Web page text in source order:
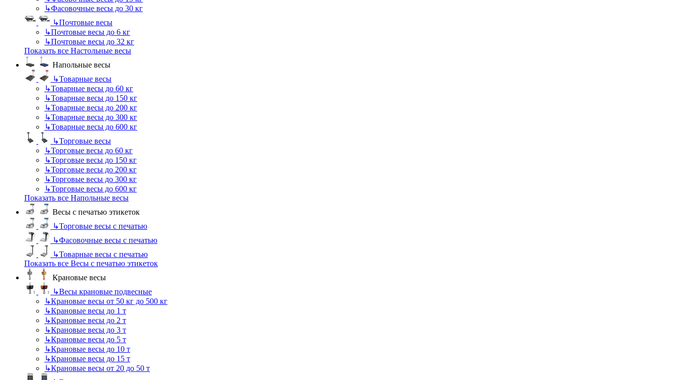
↳Фасовочные весы до 30 кг
↳Почтовые весы
↳Почтовые весы до 6 кг
↳Почтовые весы до 32 кг
Показать все Настольные весы
Напольные весы
↳Товарные весы
↳Товарные весы до 60 кг
↳Товарные весы до 150 кг
↳Товарные весы до 200 кг
↳Товарные весы до 300 кг
↳Товарные весы до 600 кг
↳Торговые весы
↳Торговые весы до 60 кг
↳Торговые весы до 150 кг
↳Торговые весы до 200 кг
↳Торговые весы до 300 кг
↳Торговые весы до 600 кг
Показать все Напольные весы
Весы с печатью этикеток
↳Торговые весы с печатью
↳Фасовочные весы с печатью
↳Товарные весы с печатью
Показать все Весы с печатью этикеток
Крановые весы
↳Весы крановые подвесные
↳Крановые весы от 50 кг до 500 кг
↳Крановые весы до 1 т
↳Крановые весы до 2 т
↳Крановые весы до 3 т
↳Крановые весы до 5 т
↳Крановые весы до 10 т
↳Крановые весы до 15 т
↳Крановые весы от 20 до 50 т